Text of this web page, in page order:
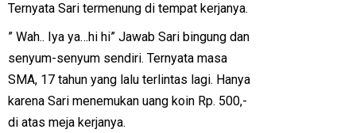
Ternyata Sari termenung di tempat kerjanya.
” Wah.. Iya ya…hi hi” Jawab Sari bingung dan
senyum-senyum sendiri. Ternyata masa
SMA, 17 tahun yang lalu terlintas lagi. Hanya
karena Sari menemukan uang koin Rp. 500,-
di atas meja kerjanya.